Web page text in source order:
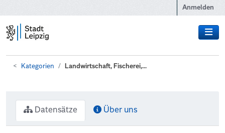
Anmelden
Kategorien Landwirtschaft, Fischerei,...
Datensätze Über uns